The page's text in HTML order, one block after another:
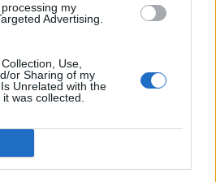
my
Advertising.
Use,
or Sharing of my
Unrelated with the
was collected.
négy éve a
van
a Duna
növelését segítené